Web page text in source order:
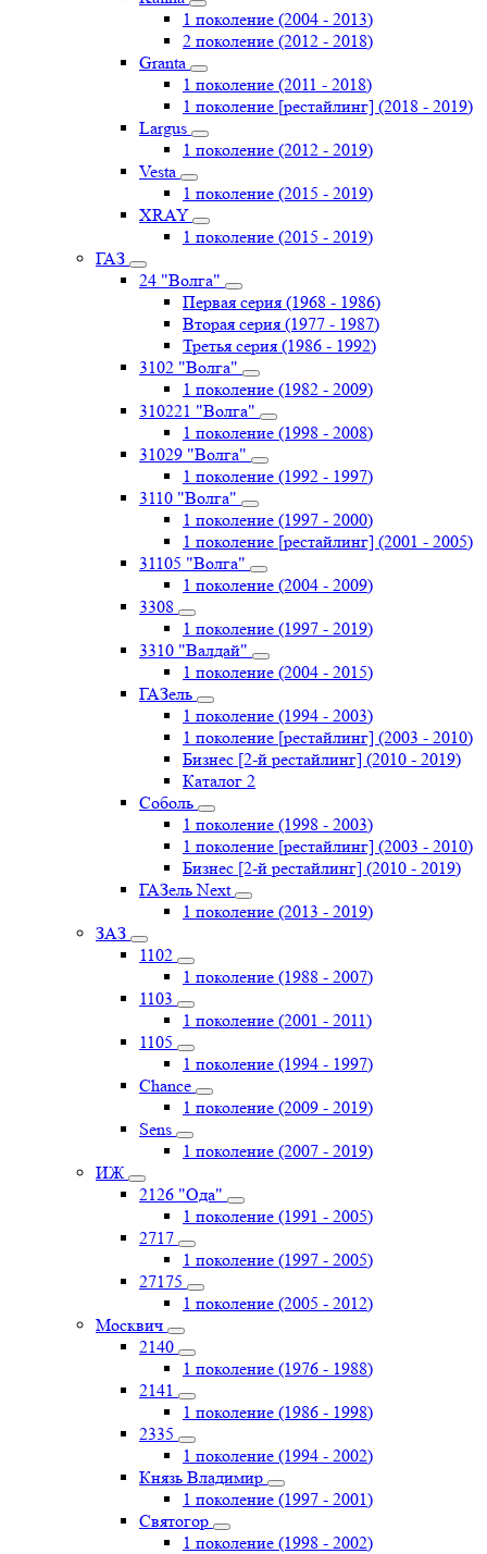
1 поколение (2004 - 2013)
2 поколение (2012 - 2018)
Granta
1 поколение (2011 - 2018)
1 поколение [рестайлинг] (2018 - 2019)
Largus
1 поколение (2012 - 2019)
Vesta
1 поколение (2015 - 2019)
XRAY
1 поколение (2015 - 2019)
ГАЗ
24 "Волга"
Первая серия (1968 - 1986)
Вторая серия (1977 - 1987)
Третья серия (1986 - 1992)
3102 "Волга"
1 поколение (1982 - 2009)
310221 "Волга"
1 поколение (1998 - 2008)
31029 "Волга"
1 поколение (1992 - 1997)
3110 "Волга"
1 поколение (1997 - 2000)
1 поколение [рестайлинг] (2001 - 2005)
31105 "Волга"
1 поколение (2004 - 2009)
3308
1 поколение (1997 - 2019)
3310 "Валдай"
1 поколение (2004 - 2015)
ГАЗель
1 поколение (1994 - 2003)
1 поколение [рестайлинг] (2003 - 2010)
Бизнес [2-й рестайлинг] (2010 - 2019)
Каталог 2
Соболь
1 поколение (1998 - 2003)
1 поколение [рестайлинг] (2003 - 2010)
Бизнес [2-й рестайлинг] (2010 - 2019)
ГАЗель Next
1 поколение (2013 - 2019)
ЗАЗ
1102
1 поколение (1988 - 2007)
1103
1 поколение (2001 - 2011)
1105
1 поколение (1994 - 1997)
Chance
1 поколение (2009 - 2019)
Sens
1 поколение (2007 - 2019)
ИЖ
2126 "Ода"
1 поколение (1991 - 2005)
2717
1 поколение (1997 - 2005)
27175
1 поколение (2005 - 2012)
Москвич
2140
1 поколение (1976 - 1988)
2141
1 поколение (1986 - 1998)
2335
1 поколение (1994 - 2002)
Князь Владимир
1 поколение (1997 - 2001)
Святогор
1 поколение (1998 - 2002)